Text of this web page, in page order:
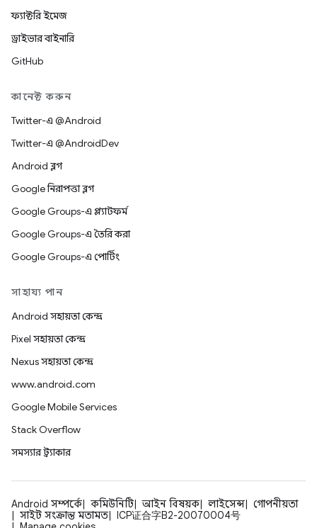
ফ্যাক্টরি ইমেজ
ড্রাইভার বাইনারি
GitHub
কানেক্ট করুন
Twitter-এ @Android
Twitter-এ @AndroidDev
Android ব্লগ
Google নিরাপত্তা ব্লগ
Google Groups-এ প্ল্যাটফর্ম
Google Groups-এ তৈরি করা
Google Groups-এ পোর্টিং
সাহায্য পান
Android সহায়তা কেন্দ্র
Pixel সহায়তা কেন্দ্র
Nexus সহায়তা কেন্দ্র
www.android.com
Google Mobile Services
Stack Overflow
সমস্যার ট্র্যাকার
Android সম্পর্কে কমিউনিটি আইন বিষয়ক লাইসেন্স
গোপনীয়তা
সাইট সংক্রান্ত মতামত
ICP证合字B2-20070004号